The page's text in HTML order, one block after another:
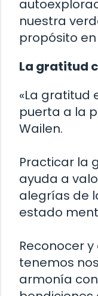
nuestra
propósito
La gratitud
«La gratitud
puerta a la
Wailen.
Practicar la
ayuda a
alegrías de
estado
Reconocer
tenemos
armonía